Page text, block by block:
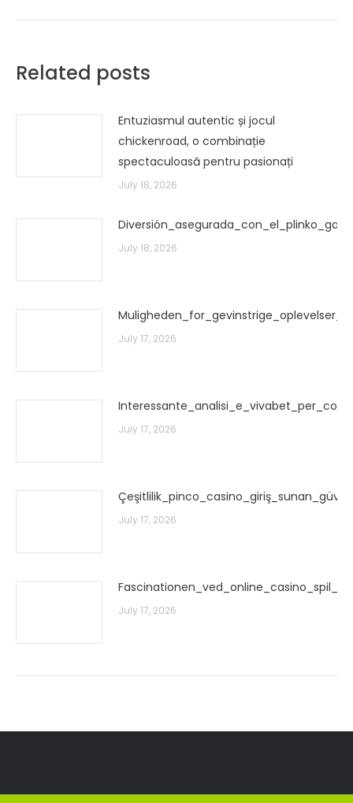
Related posts
Entuziasmul autentic și jocul
chickenroad, o combinație
spectaculoasă pentru pasionați
July 18, 2026
July 18, 2026
July 17, 2026
July 17, 2026
July 17, 2026
July 17, 2026